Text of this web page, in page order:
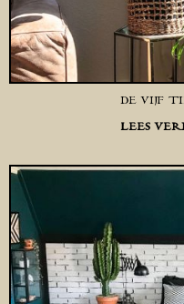
DE VIJF
LEES